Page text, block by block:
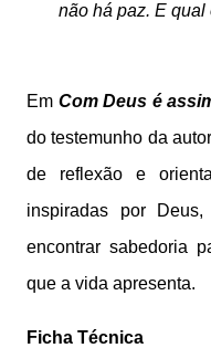
não há paz. E qual
Em Com Deus é
do testemunho da
de reflexão e
inspiradas por
encontrar sabedoria
que a vida apresenta.
Ficha Técnica